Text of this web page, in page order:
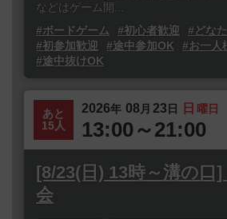
などはゲーム開...
#ボードゲーム
#初心者歓迎
#どな
#初参加歓迎
#途中参加OK
#お一人
#途中抜けOK
あと
15人
2026年 08 月 23日 日 曜日
13:00～21:00
[8/23(日) 13時～溝の口
会